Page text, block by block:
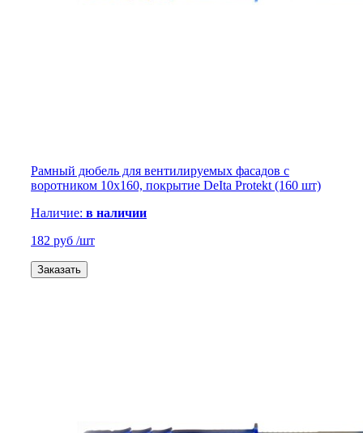
Рамный дюбель для вентилируемых фасадов с
воротником 10х160, покрытие DeIta Protekt (160 шт)
Наличие: в наличии
182 руб /шт
Заказать